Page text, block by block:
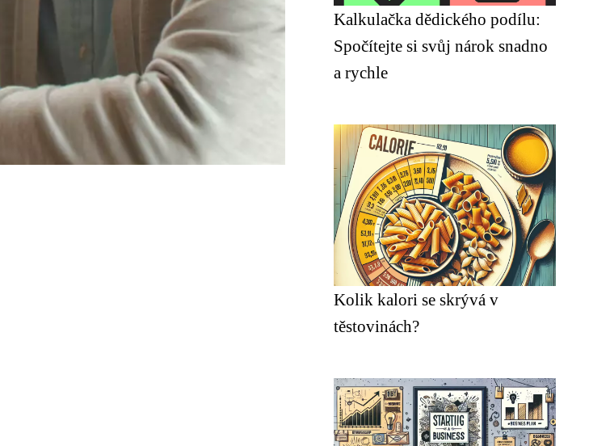
Kalkulačka dědického podílu:
Spočítejte si svůj nárok snadno
a rychle
Kolik kalori se skrývá v
těstovinách?